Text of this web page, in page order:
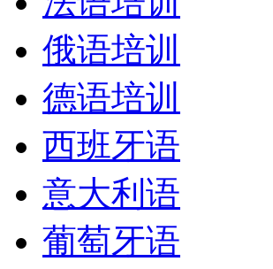
俄语培训
德语培训
西班牙语
意大利语
葡萄牙语